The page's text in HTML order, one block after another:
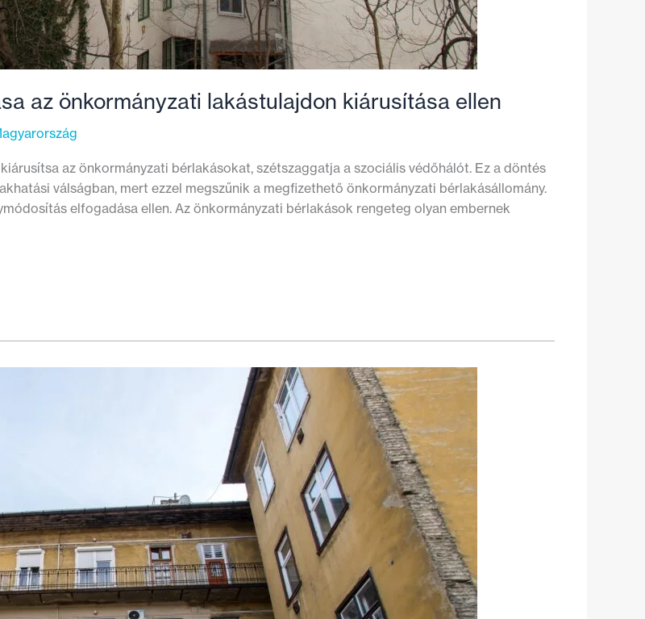
az önkormányzati lakástulajdon kiárusítása ellen
az önkormányzati bérlakásokat, szétszaggatja a szociális védőhálót. Ez a döntés
válságban, mert ezzel megszűnik a megfizethető önkormányzati bérlakásállomány.
elfogadása ellen. Az önkormányzati bérlakások rengeteg olyan embernek